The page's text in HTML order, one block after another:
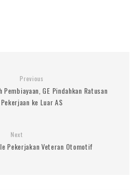
Previous
Pembiayaan, GE Pindahkan Ratusan
Pekerjaan ke Luar AS
Next
Pekerjakan Veteran Otomotif